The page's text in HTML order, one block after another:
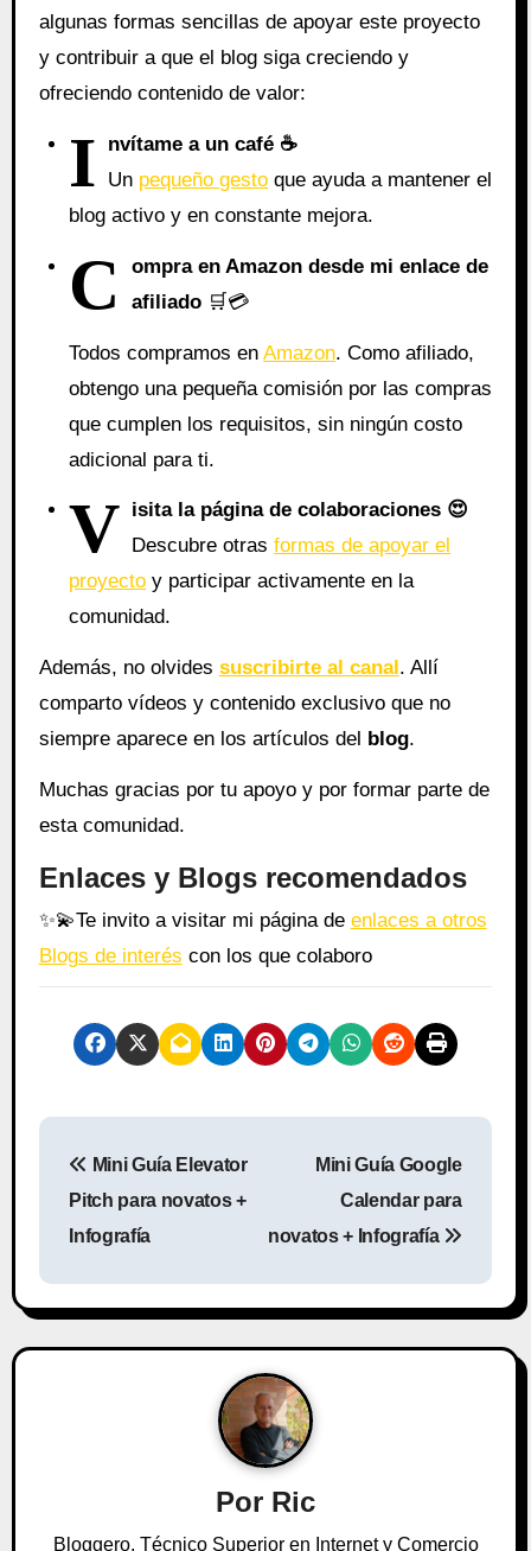
algunas formas sencillas de apoyar este proyecto
y contribuir a que el blog siga creciendo y
ofreciendo contenido de valor:
I
nvítame a un café ☕
Un pequeño gesto que ayuda a mantener el
blog activo y en constante mejora.
C
ompra en Amazon desde mi enlace de
afiliado 🛒💳
Todos compramos enAmazon. Como afiliado,
obtengo una pequeña comisión por las compras
que cumplen los requisitos, sin ningún costo
adicional para ti.
V isita la página de colaboraciones 😍
Descubre otrasformas de apoyar el
proyecto y participar activamente en la
comunidad.
Además, no olvides suscribirte al canal . Allí
comparto vídeos y contenido exclusivo que no
siempre aparece en los artículos del
blog.
Muchas gracias por tu apoyo y por formar parte de
esta comunidad.
Enlaces y Blogs recomendados
✨💫Te invito a visitar mi página de enlaces a otros
Blogs de interés con los que colaboro
e
g
ó
Mini Guía Elevator
Pitch para novatos +
Infografía
Mini Guía Google
Calendar para
novatos + Infografía
Por Ric
Bloggero, Técnico Superior en Internet y Comercio